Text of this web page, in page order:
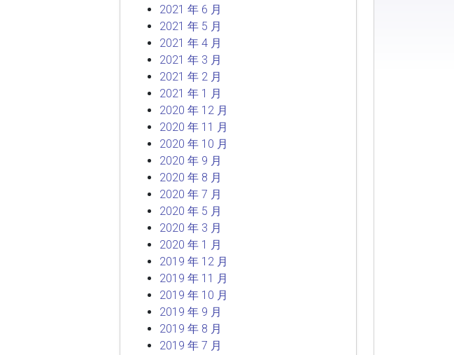
2021 年 6 月
2021 年 5 月
2021 年 4 月
2021 年 3 月
2021 年 2 月
2021 年 1 月
2020 年 12 月
2020 年 11 月
2020 年 10 月
2020 年 9 月
2020 年 8 月
2020 年 7 月
2020 年 5 月
2020 年 3 月
2020 年 1 月
2019 年 12 月
2019 年 11 月
2019 年 10 月
2019 年 9 月
2019 年 8 月
2019 年 7 月